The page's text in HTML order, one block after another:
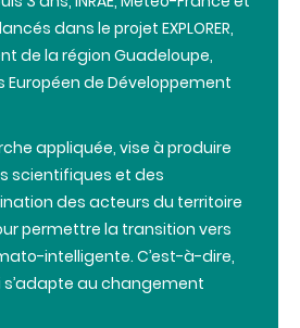
lancés dans le projet EXPLORER,
de la région Guadeloupe,
Européen de Développement
appliquée, vise à produire
scientifiques et des
des acteurs du territoire
permettre la transition vers
to-intelligente. C’est-à-dire,
s’adapte au changement